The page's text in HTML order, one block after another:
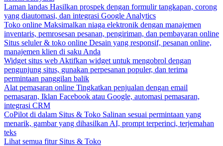
Laman landas Hasilkan prospek dengan formulir tangkapan, corong
yang diautomasi, dan integrasi Google Analytics
Toko online Maksimalkan niaga elektronik dengan manajemen
inventaris, pemrosesan pesanan, pengiriman, dan pembayaran online
Situs seluler & toko online Desain yang responsif, pesanan online,
manajemen klien di saku Anda
Widget situs web Aktifkan widget untuk mengobrol dengan
pengunjung situs, gunakan perpesanan populer, dan terima
permintaan panggilan balik
Alat pemasaran online Tingkatkan penjualan dengan email
pemasaran, Iklan Facebook atau Google, automasi pemasaran,
integrasi CRM
CoPilot di dalam Situs & Toko Salinan sesuai permintaan yang
menarik, gambar yang dihasilkan AI, prompt terperinci, terjemahan
teks
Lihat semua fitur Situs & Toko